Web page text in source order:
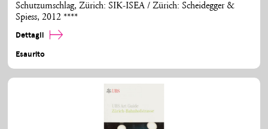
Schutzumschlag, Zürich: SIK-ISEA / Zürich: Scheidegger &
Spiess, 2012 ****
Dettagli
Esaurito